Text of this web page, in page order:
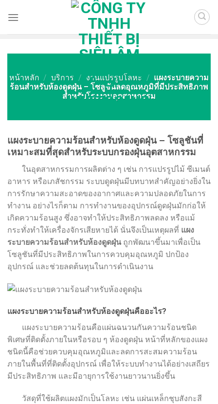
หน้าหลัก / บริการ / งานแปรรูปโลหะ / แผงระบายความ
ร้อนสำหรับห้องดูดฝุ่น – โซลูชันลดอุณหภูมิที่มีประสิทธิภาพ
สำหรับโรงงานอุตสาหกรรม
แผงระบายความร้อนสำหรับห้องดูดฝุ่น – โซลูชันที่
เหมาะสมที่สุดสำหรับระบบกรองฝุ่นอุตสาหกรรม
ในอุตสาหกรรมการผลิตต่าง ๆ เช่น การแปรรูปไม้ ซีเมนต์
อาหาร หรือเภสัชกรรม ระบบดูดฝุ่นมีบทบาทสำคัญอย่างยิ่งใน
การรักษาความสะอาดของอากาศและความปลอดภัยในการ
ทำงาน อย่างไรก็ตาม การทำงานของอุปกรณ์ดูดฝุ่นมักก่อให้
เกิดความร้อนสูง ซึ่งอาจทำให้ประสิทธิภาพลดลง หรือแม้
กระทั่งทำให้เครื่องจักรเสียหายได้ นั่นจึงเป็นเหตุผลที่ แผง
ระบายความร้อนสำหรับห้องดูดฝุ่น ถูกพัฒนาขึ้นมาเพื่อเป็น
โซลูชันที่มีประสิทธิภาพในการควบคุมอุณหภูมิ ปกป้อง
อุปกรณ์ และช่วยลดต้นทุนในการดำเนินงาน
แผงระบายความร้อนสำหรับห้องดูดฝุ่นคืออะไร?
แผงระบายความร้อนคือแผ่นฉนวนกันความร้อนชนิด
พิเศษที่ติดตั้งภายในหรือรอบ ๆ ห้องดูดฝุ่น หน้าที่หลักของแผง
ชนิดนี้คือช่วยควบคุมอุณหภูมิและลดการสะสมความร้อน
ภายในพื้นที่ที่ติดตั้งอุปกรณ์ เพื่อให้ระบบทำงานได้อย่างเสถียร
มีประสิทธิภาพ และมีอายุการใช้งานยาวนานยิ่งขึ้น
วัสดุที่ใช้ผลิตแผงมักเป็นโลหะ เช่น แผ่นเหล็กชุบสังกะสี